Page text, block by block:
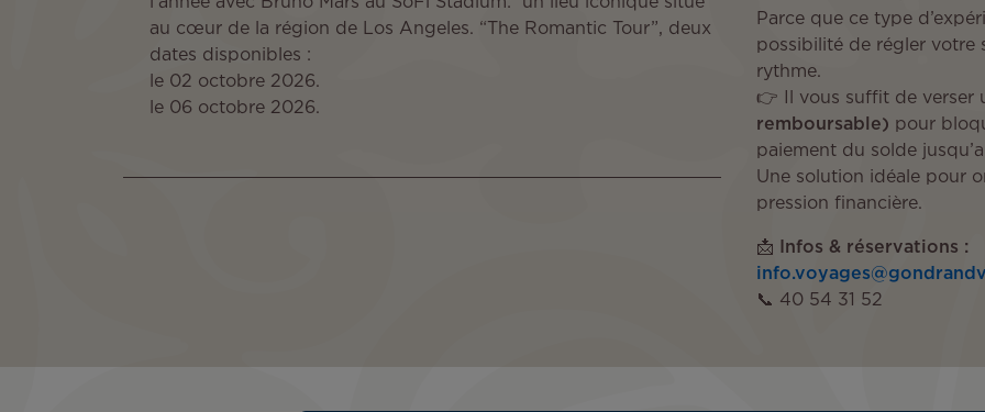
au cœur de la région de Los Angeles. “The Romantic Tour”, deux
dates disponibles :
le 02 octobre 2026.
le 06 octobre 2026.
Parce que ce type
possibilité de régler votre
rythme.
👉 Il vous suffit de verser
remboursable) pour
paiement du solde
Une solution idéale pour
pression financière.
📩
Infos & réservations :
📞 40 54 31 52